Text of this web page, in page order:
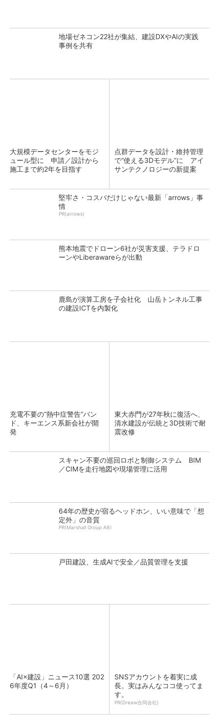
地場ゼネコン22社が集結、建設DXやAIの実践
事例を共有
大規模データセンターをモジ
ュール型に 申請／設計から
施工まで約2年を目指す
点群データを設計・維持管理
で“使える3Dモデル”に アイ
サンテクノロジーの新提案
堅牢さ・コスパだけじゃない最新「arrows」事
情
PR(arrows)
熊本地震でドローン6社が災害支援、テラドロ
ーンやLiberawareらが出動
鹿島が演算工房を子会社化 山岳トンネル工事
の建設ICTを内製化
充電不要の“熱中症警告”バン
ド、キーエンス系新会社が開
発
東大赤門が27年秋に復活へ、
清水建設が伝統と3D技術で耐
震改修
スキャン不要の巡回ロボと制御システム BIM
／CIMを走行地図や現場管理に活用
64年の歴史が宿るヘッドホン、いい意味で「想
定外」の音質
PR(Marshall Group AB)
戸田建設、生成AIで安全／品質管理を支援
「AI×建設」ニュース10選 202
6年度Q1（4～6月）
SNSアカウントを着実に成
長。実はみんなココ使ってま
す。
PR(Dreaw合同会社)